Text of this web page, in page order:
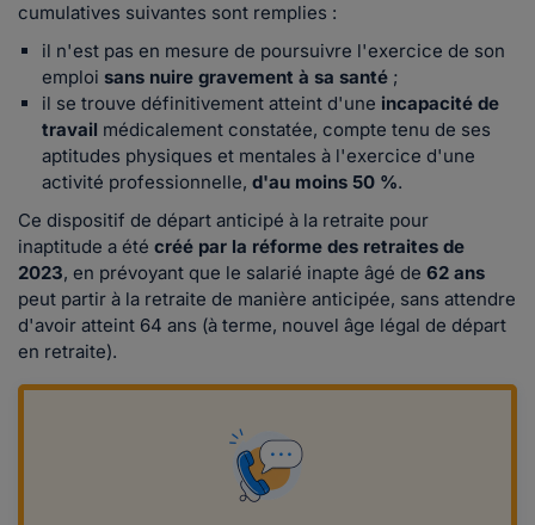
cumulatives suivantes sont remplies :
il n'est pas en mesure de poursuivre l'exercice de son
emploi sans nuire gravement à sa santé ;
il se trouve définitivement atteint d'une incapacité de
travail médicalement constatée, compte tenu de ses
aptitudes physiques et mentales à l'exercice d'une
activité professionnelle, d'au moins 50 %.
Ce dispositif de départ anticipé à la retraite pour
inaptitude a été créé par la réforme des retraites de
2023, en prévoyant que le salarié inapte âgé de 62 ans
peut partir à la retraite de manière anticipée, sans attendre
d'avoir atteint 64 ans (à terme, nouvel âge légal de départ
en retraite).